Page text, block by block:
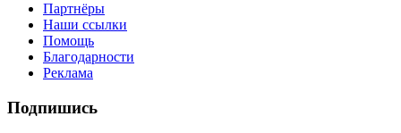
Партнёры
Наши ссылки
Помощь
Благодарности
Реклама
Подпишись